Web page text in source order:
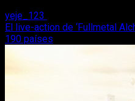
yeje_123
El live-action de ‘Fullmetal
190 países